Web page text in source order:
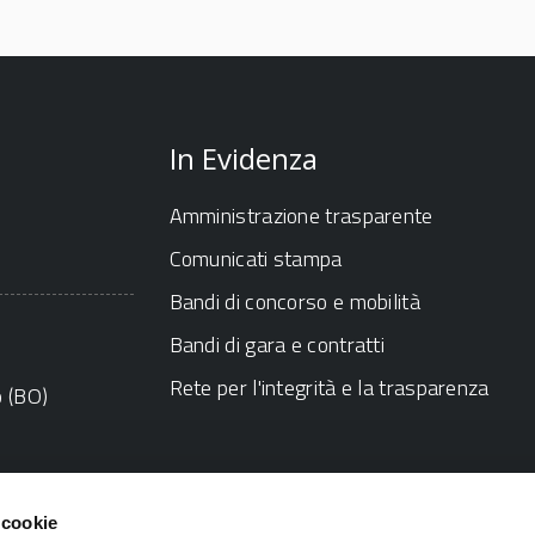
In Evidenza
Amministrazione trasparente
Comunicati stampa
Bandi di concorso e mobilità
Bandi di gara e contratti
Rete per l'integrità e la trasparenza